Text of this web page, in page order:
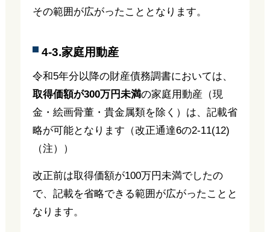
その範囲が広がったこととなります。
4-3.家庭用動産
令和5年分以降の財産債務調書においては、
取得価額が300万円未満の家庭用動産（現
金・絵画骨董・貴金属類を除く）は、記載省
略が可能となります（改正通達6の2-11(12)
（注））
改正前は取得価額が100万円未満でしたの
で、記載を省略できる範囲が広がったことと
なります。